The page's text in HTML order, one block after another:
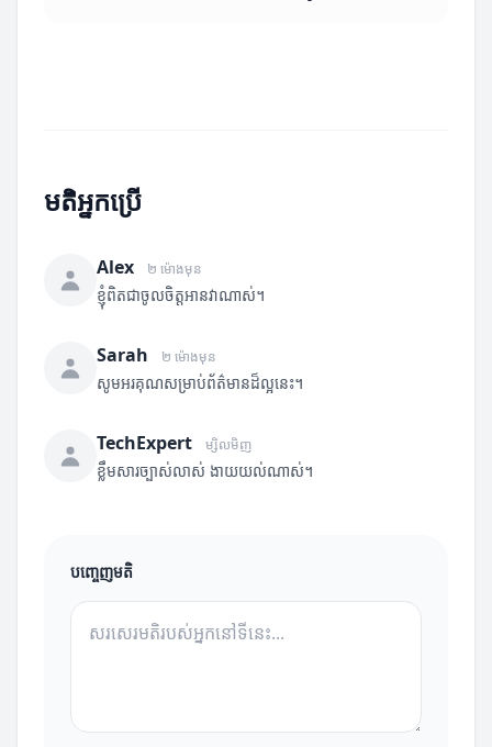
មតិអ្នកប្រើ
Alex ២ ម៉ោងមុន
ខ្ញុំពិតជាចូលចិត្តអានវាណាស់។
Sarah ២ ម៉ោងមុន
សូមអរគុណសម្រាប់ព័ត៌មានដ៏ល្អនេះ។
TechExpert ម្សិលមិញ
ខ្លឹមសារច្បាស់លាស់ ងាយយល់ណាស់។
បញ្ចេញមតិ